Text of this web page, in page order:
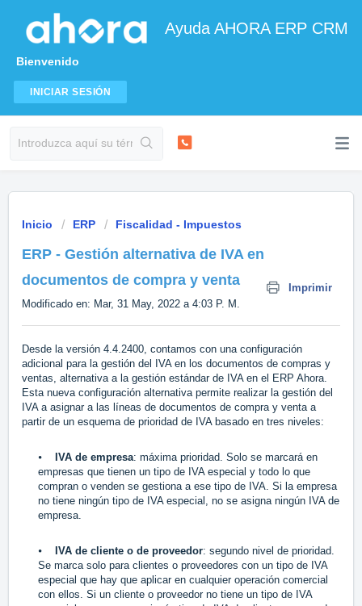
Ayuda AHORA ERP CRM
Bienvenido
INICIAR SESIÓN
Inicio ERP Fiscalidad - Impuestos
ERP - Gestión alternativa de IVA en
documentos de compra y venta
Imprimir
Modificado en: Mar, 31 May, 2022 a 4:03 P. M.
Desde la versión 4.4.2400, contamos con una configuración
adicional para la gestión del IVA en los documentos de compras y
ventas, alternativa a la gestión estándar de IVA en el ERP Ahora.
Esta nueva configuración alternativa permite realizar la gestión del
IVA a asignar a las líneas de documentos de compra y venta a
partir de un esquema de prioridad de IVA basado en tres niveles:
⦁ IVA de empresa: máxima prioridad. Solo se marcará en
empresas que tienen un tipo de IVA especial y todo lo que
compran o venden se gestiona a ese tipo de IVA. Si la empresa
no tiene ningún tipo de IVA especial, no se asigna ningún IVA de
empresa.
⦁ IVA de cliente o de proveedor: segundo nivel de prioridad.
Se marca solo para clientes o proveedores con un tipo de IVA
especial que hay que aplicar en cualquier operación comercial
con ellos. Si un cliente o proveedor no tiene un tipo de IVA